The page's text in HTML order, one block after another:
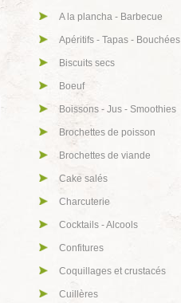
A la plancha - Barbecue
Apéritifs - Tapas - Bouchées
Biscuits secs
Boeuf
Boissons - Jus - Smoothies
Brochettes de poisson
Brochettes de viande
Cake salés
Charcuterie
Cocktails - Alcools
Confitures
Coquillages et crustacés
Cuillères